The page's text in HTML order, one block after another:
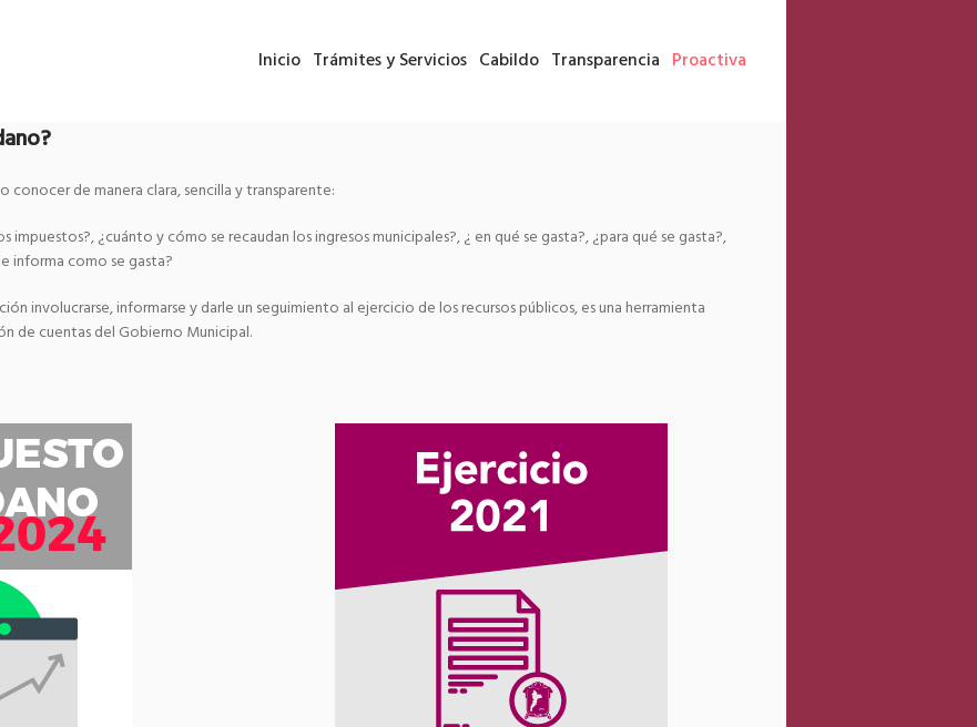
Inicio Trámites y Servicios Cabildo Transparencia Proactiva
conocer de manera clara, sencilla y transparente:
impuestos?, ¿cuánto y cómo se recaudan los ingresos municipales?, ¿ en qué se gasta?, ¿para qué se gasta?,
informa como se gasta?
involucrarse, informarse y darle un seguimiento al ejercicio de los recursos públicos, es una herramienta
de cuentas del Gobierno Municipal.